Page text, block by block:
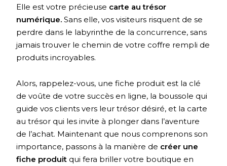
Elle est votre précieuse carte au trésor
numérique. Sans elle, vos visiteurs risquent de se
perdre dans le labyrinthe de la concurrence, sans
jamais trouver le chemin de votre coffre rempli de
produits incroyables.
Alors, rappelez-vous, une fiche produit est la clé
de voûte de votre succès en ligne, la boussole qui
guide vos clients vers leur trésor désiré, et la carte
au trésor qui les invite à plonger dans l’aventure
de l’achat. Maintenant que nous comprenons son
importance, passons à la manière de créer une
fiche produit qui fera briller votre boutique en